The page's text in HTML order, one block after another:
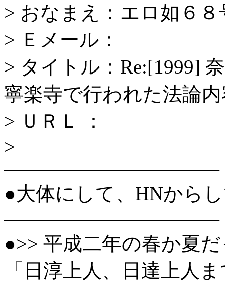
> おなまえ：エロ如６８
> Ｅメール：
> タイトル：Re:[1999]
寧楽寺で行われた法論
> ＵＲＬ ：
>
―――――――――――
●大体にして、HNから
―――――――――――
●>> 平成二年の春か夏
「日淳上人、日達上人